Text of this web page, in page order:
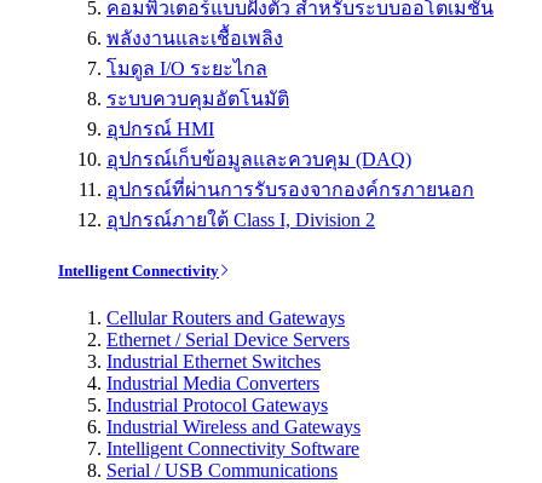
คอมพิวเตอร์แบบฝังตัว สำหรับระบบออโตเมชั่น
พลังงานและเชื้อเพลิง
โมดูล I/O ระยะไกล
ระบบควบคุมอัตโนมัติ
อุปกรณ์ HMI
อุปกรณ์เก็บข้อมูลและควบคุม (DAQ)
อุปกรณ์ที่ผ่านการรับรองจากองค์กรภายนอก
อุปกรณ์ภายใต้ Class I, Division 2
Intelligent Connectivity
Cellular Routers and Gateways
Ethernet / Serial Device Servers
Industrial Ethernet Switches
Industrial Media Converters
Industrial Protocol Gateways
Industrial Wireless and Gateways
Intelligent Connectivity Software
Serial / USB Communications